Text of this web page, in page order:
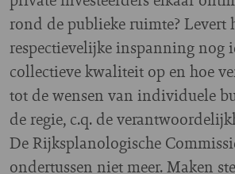
rond de publieke ruimte? Levert
respectievelijke inspanning nog
collectieve kwaliteit op en hoe
tot de wensen van individuele
de regie, c.q. de
De Rijksplanologische
ondertussen niet meer. Maken